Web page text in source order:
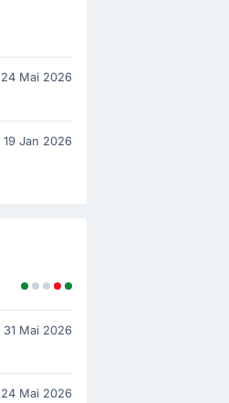
24 Mai 2026
19 Jan 2026
31 Mai 2026
24 Mai 2026